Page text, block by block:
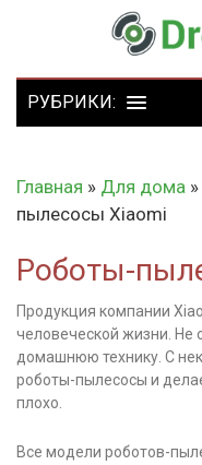
Главная » Для дома »
пылесосы Xiaomi
Роботы-
Продукция компании
человеческой жизни.
домашнюю технику. С
роботы-пылесосы и
плохо.
Все модели роботов-